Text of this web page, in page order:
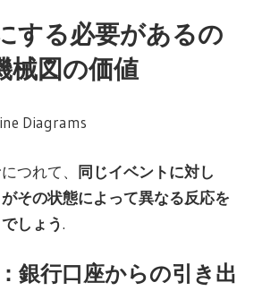
する必要があるの
械図の価値
つれて、 同じイベントに対し
その状態によって異なる反応を
しょう.
銀行口座からの引き出